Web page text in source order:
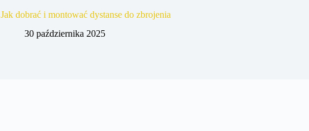
Jak dobrać i montować dystanse do zbrojenia
30 października 2025